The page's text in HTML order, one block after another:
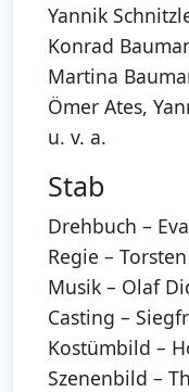
Yannik
Konrad
Martina
Ömer Ates,
u. v. a.
Stab
Drehbuch –
Regie –
Musik – Olaf
Casting –
Kostümbild –
Szenenbild –